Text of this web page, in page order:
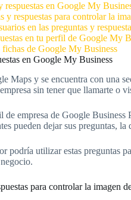
respuestas en Google My
respuestas para controlar la
en las preguntas y
en tu perfil de Google My
fichas de Google My Business
en Google My Business
Maps y se encuentra con una
sin tener que llamarte o
empresa de Google Business
pueden dejar sus preguntas,
podría utilizar estas preguntas
para controlar la imagen